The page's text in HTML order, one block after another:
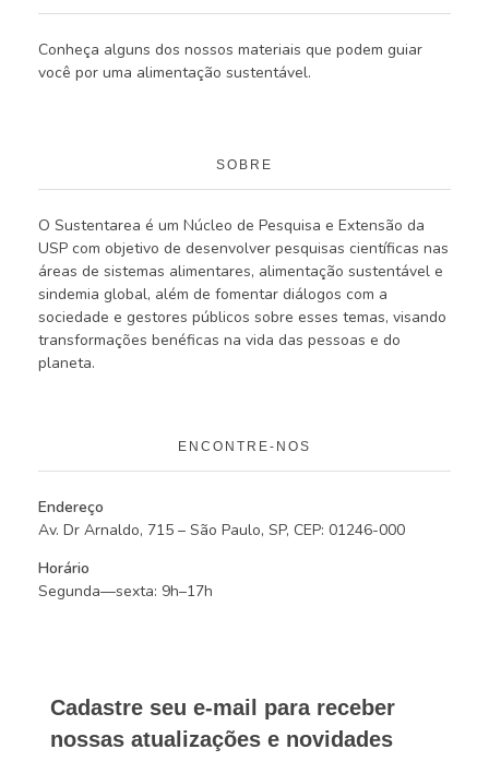
Conheça alguns dos nossos materiais que podem guiar
você por uma alimentação sustentável.
SOBRE
O Sustentarea é um Núcleo de Pesquisa e Extensão da
USP com objetivo de desenvolver pesquisas científicas nas
áreas de sistemas alimentares, alimentação sustentável e
sindemia global, além de fomentar diálogos com a
sociedade e gestores públicos sobre esses temas, visando
transformações benéficas na vida das pessoas e do
planeta.
ENCONTRE-NOS
Endereço
Av. Dr Arnaldo, 715 – São Paulo, SP, CEP: 01246-000
Horário
Segunda—sexta: 9h–17h
Cadastre seu e-mail para receber
nossas atualizações e novidades